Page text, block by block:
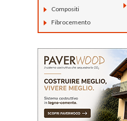
Compositi
Fibrocemento